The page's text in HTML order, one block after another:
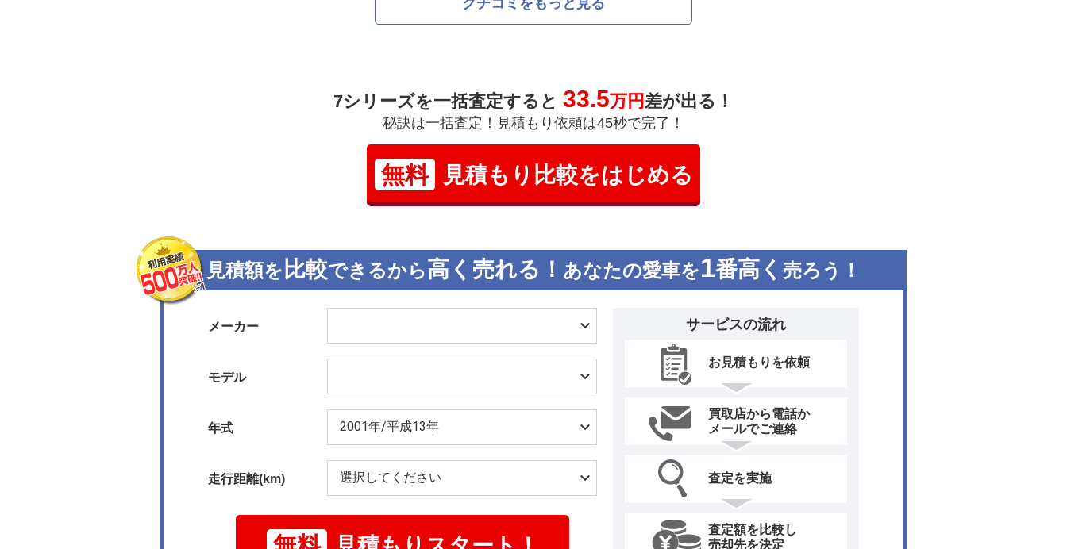
クチコミをもっと見る
7シリーズを一括査定すると 33.5万円差が出る！
秘訣は一括査定！見積もり依頼は45秒で完了！
無料 見積もり比較をはじめる
見積額を 比較できるから高く売れる！ あなたの愛車を1番高く 売ろう！
メーカー
モデル
年式
走行距離(km)
サービスの流れ
お見積もりを依頼
買取店から電話か
メールでご連絡
査定を実施
査定額を比較し
売却先を決定